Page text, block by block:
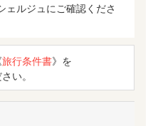
ェルジュにご確認くださ
旅行条件書》を
い。